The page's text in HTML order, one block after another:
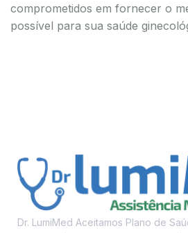
comprometidos em fornecer o
possível para sua saúde
Dr. LumiMed Aceitamos Plano de